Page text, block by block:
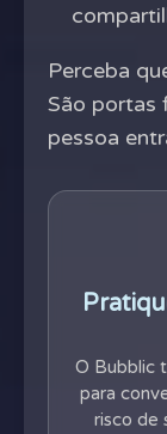
Perceba
São portas
pessoa
O Bubblic
para
risco de